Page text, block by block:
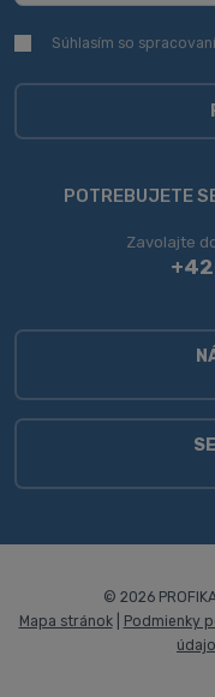
Súhlasím
spracovaním
Súhlasím so
sa
nepodarilo
POTREBUJETE
Zavolajte
© 2026
Mapa stránok
Podmienky